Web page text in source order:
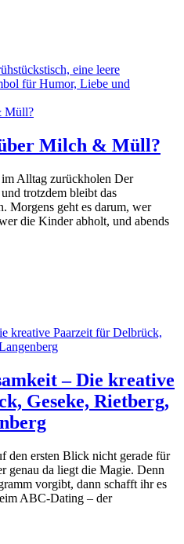
Müll?
Milch & Müll?
im Alltag zurückholen Der
trotzdem bleibt das
Morgens geht es darum, wer
die Kinder abholt, und abends
kreative Paarzeit für Delbrück,
– Die kreative
Geseke, Rietberg,
den ersten Blick nicht gerade für
genau da liegt die Magie. Denn
vorgibt, dann schafft ihr es
ABC-Dating – der